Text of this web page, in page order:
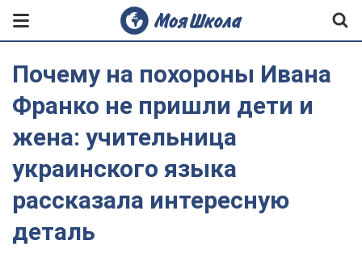
Почему на похороны Ивана
Франко не пришли дети и
жена: учительница
украинского языка
рассказала интересную
деталь